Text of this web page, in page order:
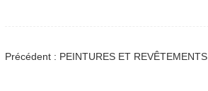
Précédent : PEINTURES ET REVÊTEMENTS